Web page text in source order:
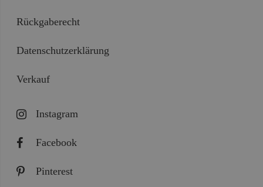
Rückgaberecht
Datenschutzerklärung
Verkauf
Instagram
Facebook
Pinterest